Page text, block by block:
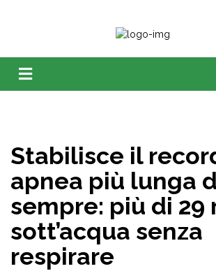
Stabilisce il
apnea più lunga
sempre: più di 29
sott’acqua senza
respirare